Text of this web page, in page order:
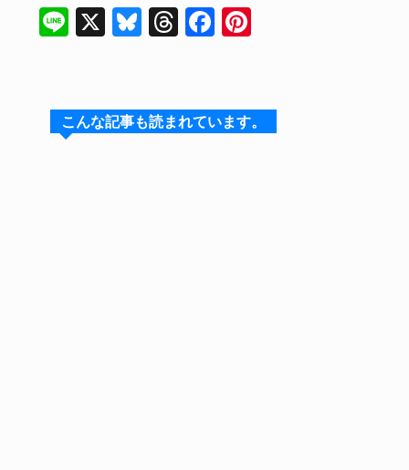
Li
n
X Bl
u
s
k
T
hr
a
d
F
a
e
b
re
st
こんな記事も読まれています。